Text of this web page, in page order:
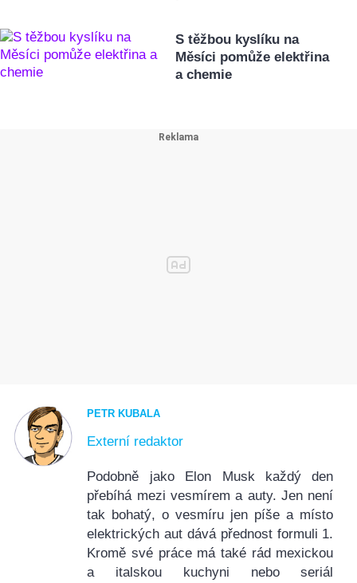
S těžbou kyslíku na
Měsíci pomůže elektřina
a chemie
PETR KUBALA
Externí redaktor
Podobně jako Elon Musk každý den
přebíhá mezi vesmírem a auty. Jen není
tak bohatý, o vesmíru jen píše a místo
elektrických aut dává přednost formuli 1.
Kromě své práce má také rád mexickou
a italskou kuchyni nebo seriál